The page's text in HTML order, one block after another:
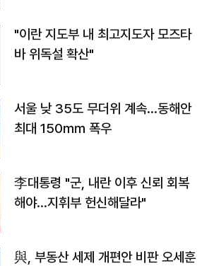
"이란 지도부 내 최고지도자 모즈타
바 위독설 확산"
서울 낮 35도 무더위 계속…동해안
최대 150㎜ 폭우
李대통령 "군, 내란 이후 신뢰 회복
해야…지휘부 헌신해달라"
與, 부동산 세제 개편안 비판 오세훈